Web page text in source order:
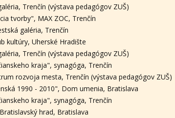
Trenčín (výstava pedagógov ZUŠ)
tvorby", MAX ZOC, Trenčín
galéria, Trenčín
kultúry, Uherské Hradište
Trenčín (výstava pedagógov ZUŠ)
kraja", synagóga, Trenčín
rozvoja mesta, Trenčín (výstava pedagógov ZUŠ)
1990 - 2010", Dom umenia, Bratislava
kraja", synagóga, Trenčín
hrad, Bratislava